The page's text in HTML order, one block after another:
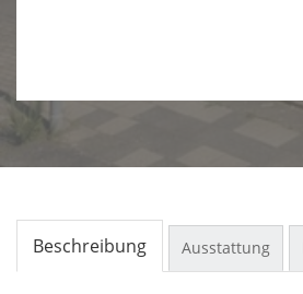
Beschreibung Ausstattung